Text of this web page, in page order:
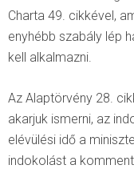
Charta 49. cikkével,
enyhébb szabály lép
kell alkalmazni.
Az Alaptörvény 28.
akarjuk ismerni, az
elévülési idő a
indokolást a